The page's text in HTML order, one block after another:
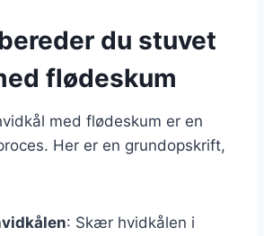
du stuvet
flødeskum
med flødeskum er en
Her er en grundopskrift,
: Skær hvidkålen i